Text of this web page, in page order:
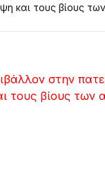
Remember me
και τους βίους